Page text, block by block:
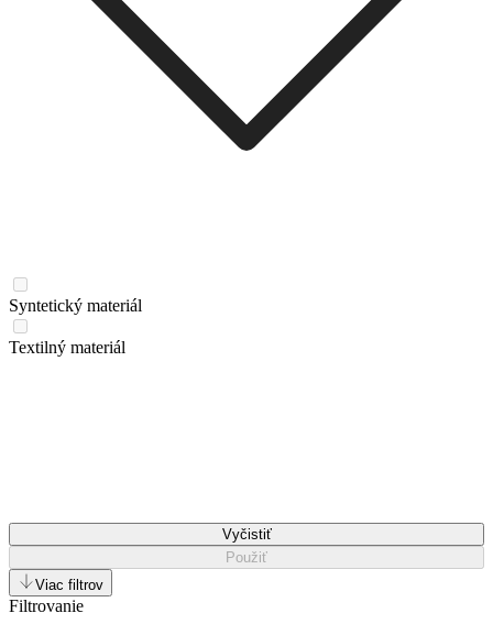
Syntetický materiál
Textilný materiál
Vyčistiť
Použiť
Viac filtrov
Filtrovanie